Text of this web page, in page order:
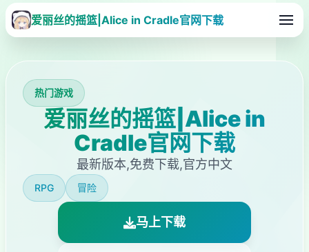
爱丽丝的摇篮|Alice in Cradle官网下载
热门游戏
爱丽丝的摇篮|Alice in
Cradle官网下载
最新版本,免费下载,官方中文
RPG 冒险
马上下载